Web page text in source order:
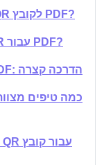
מהם היתרונות כשאתה יוצר קוד QR לקובץ PDF?
היכן וכיצד ניתן להשתמש בקוד QR עבור PDF?
כיצד ליצור קוד QR עבור מסמך PDF: הדרכה קצרה